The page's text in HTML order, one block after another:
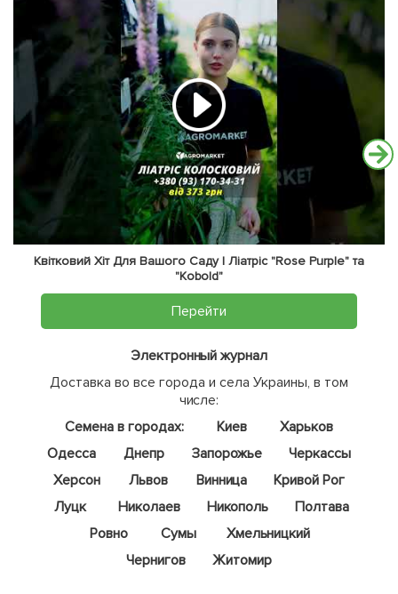
Квітковий Хіт Для Вашого Саду | Ліатріс "Rose Purple" та
"Kobold"
Перейти
Электронный журнал
Доставка во все города и села Украины, в том
числе:
Семена в городах:
Киев
Харьков
Одесса
Днепр Запорожье
Черкассы
Херсон
Львов Винница
Кривой Рог
Луцк
Николаев Никополь
Полтава
Ровно
Сумы
Хмельницкий
Чернигов
Житомир